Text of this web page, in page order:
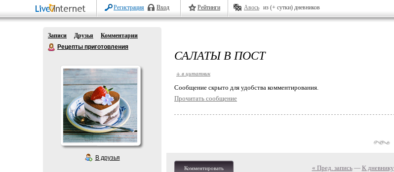
Регистрация Вход Рейтинги Авось из (+ сутки) дневников
Записи Друзья
Комментарии
Рецепты приготовления
В друзья
САЛАТЫ В ПОСТ
+ в цитатник
Cообщение скрыто для удобства комментирования.
Прочитать сообщение
Комментировать « Пред. запись— К дневнику